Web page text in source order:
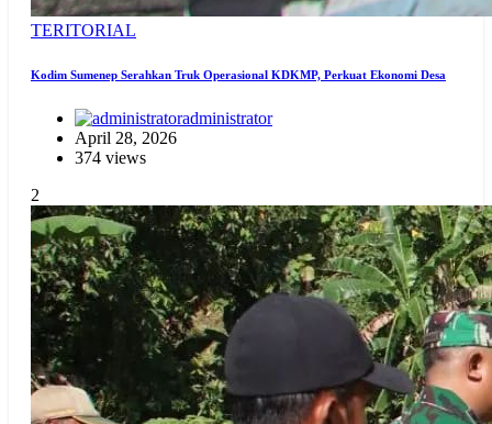
TERITORIAL
Kodim Sumenep Serahkan Truk Operasional KDKMP, Perkuat Ekonomi Desa
administrator
April 28, 2026
374 views
2